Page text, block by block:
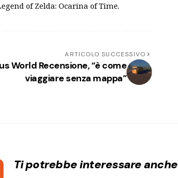
of Zelda: Ocarina of Time.
ARTICOLO SUCCESSIVO
World Recensione, “è come
viaggiare senza mappa”
Ti potrebbe interessare anche